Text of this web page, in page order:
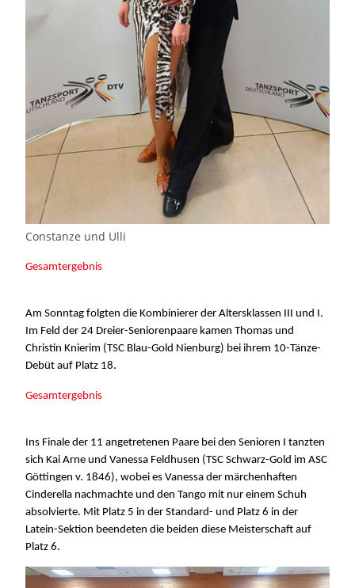
Constanze und Ulli
Gesamtergebnis
Am Sonntag folgten die Kombinierer der Altersklassen III und I.
Im Feld der 24 Dreier-Seniorenpaare kamen Thomas und
Christin Knierim (TSC Blau-Gold Nienburg) bei ihrem 10-Tänze-
Debüt auf Platz 18.
Gesamtergebnis
Ins Finale der 11 angetretenen Paare bei den Senioren I tanzten
sich Kai Arne und Vanessa Feldhusen (TSC Schwarz-Gold im ASC
Göttingen v. 1846), wobei es Vanessa der märchenhaften
Cinderella nachmachte und den Tango mit nur einem Schuh
absolvierte. Mit Platz 5 in der Standard- und Platz 6 in der
Latein-Sektion beendeten die beiden diese Meisterschaft auf
Platz 6.